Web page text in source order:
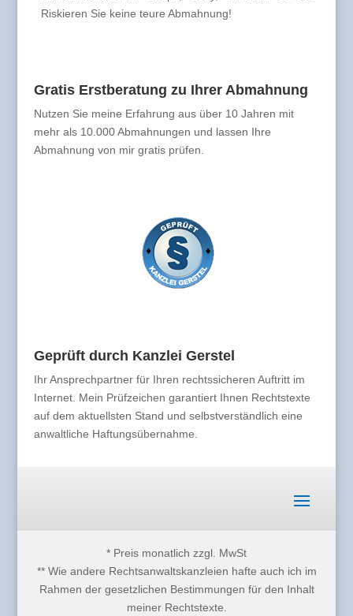
Riskieren Sie keine teure Abmahnung!
Gratis Erstberatung zu Ihrer Abmahnung
Nutzen Sie meine Erfahrung aus über 10 Jahren mit
mehr als 10.000 Abmahnungen und lassen Ihre
Abmahnung von mir gratis prüfen.
Geprüft durch Kanzlei Gerstel
Ihr Ansprechpartner für Ihren rechtssicheren Auftritt im
Internet. Mein Prüfzeichen garantiert Ihnen Rechtstexte
auf dem aktuellsten Stand und selbstverständlich eine
anwaltliche Haftungsübernahme.
* Preis monatlich zzgl. MwSt
** Wie andere Rechtsanwaltskanzleien hafte auch ich im
Rahmen der gesetzlichen Bestimmungen für den Inhalt
meiner Rechtstexte.